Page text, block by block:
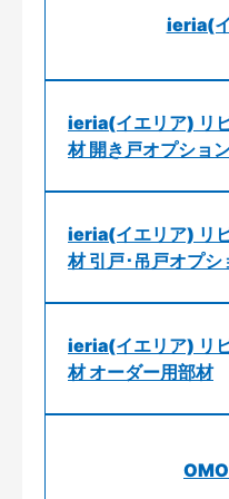
ieria(
ieria(イエリア) リ
材 開き戸オプショ
ieria(イエリア) リ
材 引戸･吊戸オプシ
ieria(イエリア) リ
材 オーダー用部材